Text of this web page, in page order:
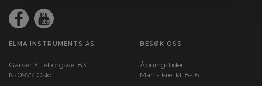
Kapslingsklasse:
IP67
ELMA INSTRUMENTS AS
Garver Ytteborgsvei 83
N-0977 Oslo
BESØK OSS
Åpningstider:
Man - Fre: kl. 8-16